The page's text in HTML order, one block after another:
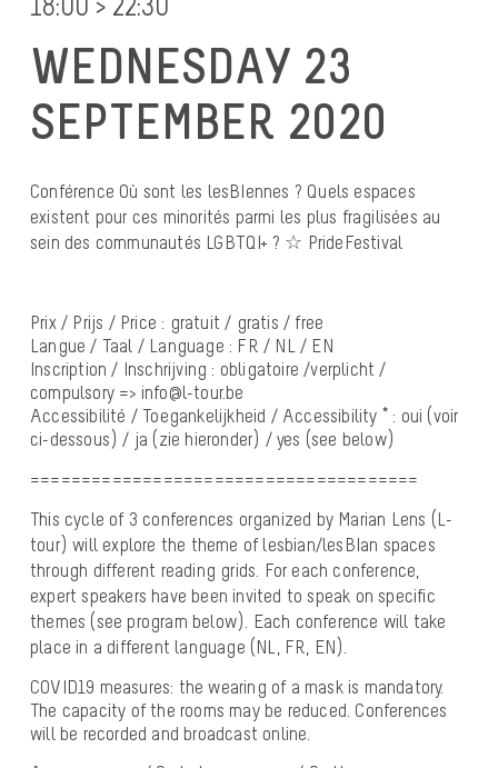
WEDNESDAY 23
SEPTEMBER 2020
Conférence Où sont les lesBIennes ? Quels espaces
existent pour ces minorités parmi les plus fragilisées au
sein des communautés LGBTQI+ ? ☆ PrideFestival
Prix / Prijs / Price : gratuit / gratis / free
Langue / Taal / Language : FR / NL / EN
Inscription / Inschrijving : obligatoire /verplicht /
compulsory => info@l-tour.be
Accessibilité / Toegankelijkheid / Accessibility * : oui (voir
ci-dessous) / ja (zie hieronder) / yes (see below)
======================================
This cycle of 3 conferences organized by Marian Lens (L-
tour) will explore the theme of lesbian/lesBIan spaces
through different reading grids. For each conference,
expert speakers have been invited to speak on specific
themes (see program below). Each conference will take
place in a different language (NL, FR, EN).
COVID19 measures: the wearing of a mask is mandatory.
The capacity of the rooms may be reduced. Conferences
will be recorded and broadcast online.